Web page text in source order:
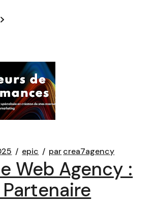
epic parcrea7agency
Web Agency :